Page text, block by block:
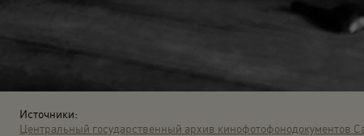
Источники:
Центральный государственный архив кинофотофонодокументов